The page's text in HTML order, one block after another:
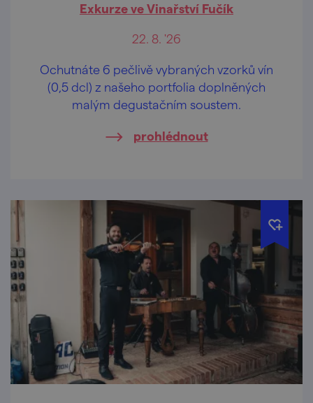
Exkurze ve Vinařství Fučík
22. 8. '26
Ochutnáte 6 pečlivě vybraných vzorků vín
(0,5 dcl) z našeho portfolia doplněných
malým degustačním soustem.
prohlédnout